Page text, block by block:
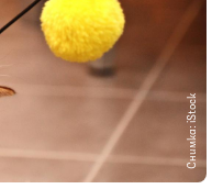
Снимка: iStock